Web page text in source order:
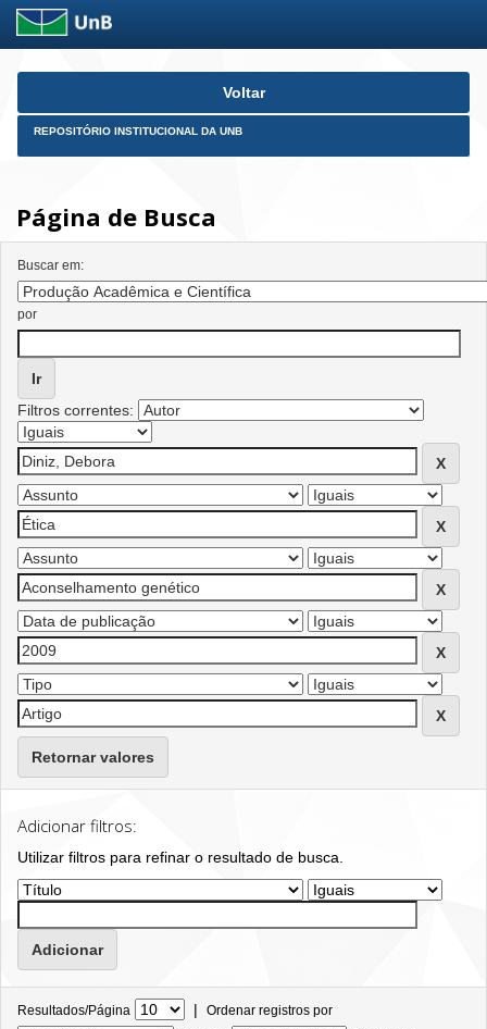
Skip
Voltar
REPOSITÓRIO INSTITUCIONAL DA UNB
Página de Busca
Buscar em:
por
Filtros correntes:
Retornar valores
Adicionar filtros:
Utilizar filtros para refinar o resultado de busca.
Resultados/Página | Ordenar registros por